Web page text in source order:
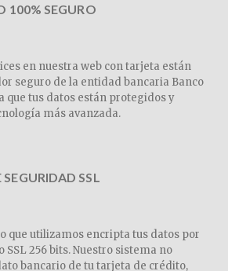
100% SEGURO
en nuestra web con tarjeta están
seguro de la entidad bancaria Banco
que tus datos están protegidos y
más avanzada.
SSL
que utilizamos encripta tus datos por
256 bits. Nuestro sistema no
bancario de tu tarjeta de crédito,